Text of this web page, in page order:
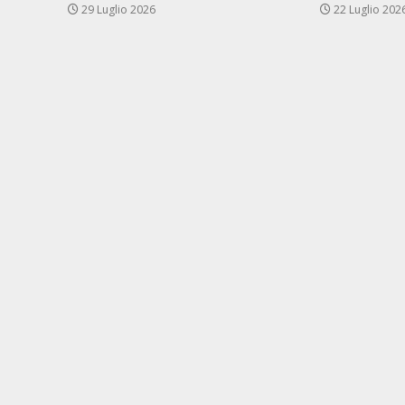
29 Luglio 2026 22 Luglio